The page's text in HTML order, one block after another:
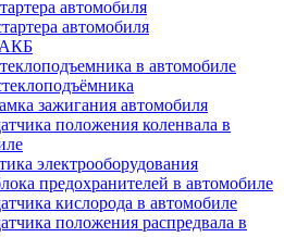
автомобиля
автомобиля
АКБ
в автомобиле
зажигания автомобиля
положения коленвала в
электрооборудования
предохранителей в автомобиле
кислорода в автомобиле
положения распредвала в